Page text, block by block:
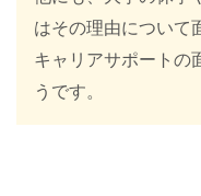
はその理由について
キャリアサポートの
うです。